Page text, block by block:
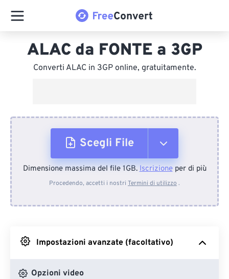
ALAC da FONTE a 3GP
Converti ALAC in 3GP online, gratuitamente.
Scegli File
Dal dispositivo
Da Google Drive
Dimensione massima del file 1GB.Iscrizioneper di più
Procedendo, accetti i nostri Termini di utilizzo .
Impostazioni avanzate (facoltativo)
Opzioni video